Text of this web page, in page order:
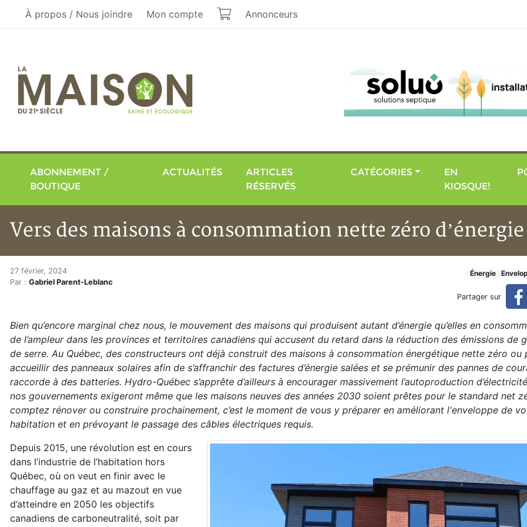
Aller au menu principal
Aller au contenu principal
À propos / Nous joindre Mon compte Mon panier
Annonceurs
ABONNEMENT /
BOUTIQUE
ACTUALITÉS
ARTICLES
RÉSERVÉS
CATÉGORIES
EN
KIOSQUE!
Vers des maisons à consommation nette zéro
Accueil
Articles
Vers des maisons à consommation nette zéro d’énergie (réservé)
Vers des maisons à consommation nette zéro d’énergie
27 février, 2024
Par : Gabriel Parent-Leblanc
Énergie
Partager sur
Bien qu’encore marginal chez nous, le mouvement des maisons qui produisent autant d’énergie qu’elles en
de l’ampleur dans les provinces et territoires canadiens qui accusent du retard dans la réduction des émissions de
de serre. Au Québec, des constructeurs ont déjà construit des maisons à consommation énergétique nette zéro ou
accueillir des panneaux solaires afin de s’affranchir des factures d’énergie salées et se prémunir des pannes de
raccorde à des batteries. Hydro-Québec s’apprête d’ailleurs à encourager massivement l’autoproduction
nos gouvernements exigeront même que les maisons neuves des années 2030 soient prêtes pour le standard net
comptez rénover ou construire prochainement, c’est le moment de vous y préparer en améliorant l'enveloppe de
habitation et en prévoyant le passage des câbles électriques requis.
Depuis 2015, une révolution est en cours
dans l’industrie de l’habitation hors
Québec, où on veut en finir avec le
chauffage au gaz et au mazout en vue
d’atteindre en 2050 les objectifs
canadiens de carboneutralité, soit par